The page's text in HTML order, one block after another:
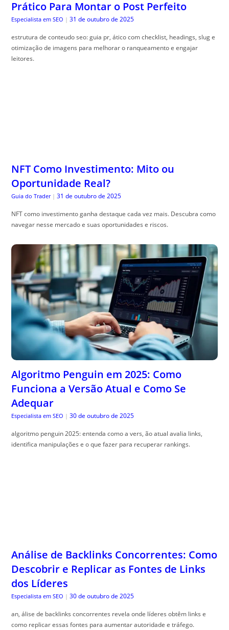
Prático Para Montar o Post Perfeito
Especialista em SEO | 31 de outubro de 2025
estrutura de conteudo seo: guia pr, ático com checklist, headings, slug e
otimização de imagens para melhorar o ranqueamento e engajar
leitores.
NFT Como Investimento: Mito ou
Oportunidade Real?
Guia do Trader | 31 de outubro de 2025
NFT como investimento ganha destaque cada vez mais. Descubra como
navegar nesse mercado e suas oportunidades e riscos.
Algoritmo Penguin em 2025: Como
Funciona a Versão Atual e Como Se
Adequar
Especialista em SEO | 30 de outubro de 2025
algoritmo penguin 2025: entenda como a vers, ão atual avalia links,
identifica manipulações e o que fazer para recuperar rankings.
Análise de Backlinks Concorrentes: Como
Descobrir e Replicar as Fontes de Links
dos Líderes
Especialista em SEO | 30 de outubro de 2025
an, álise de backlinks concorrentes revela onde líderes obtêm links e
como replicar essas fontes para aumentar autoridade e tráfego.